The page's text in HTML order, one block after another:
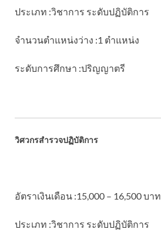
ประเภท :วิชาการ ระดับปฏิบัติการ
จำนวนตำแหน่งว่าง :1 ตำแหน่ง
ระดับการศึกษา :ปริญญาตรี
วิศวกรสำรวจปฏิบัติการ
อัตราเงินเดือน :15,000 – 16,500 บาท
ประเภท :วิชาการ ระดับปฏิบัติการ